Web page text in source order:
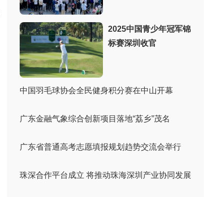
2025中国青少年冠军锦
标赛深圳收官
中国羽毛球协会全民健身积分赛在中山开幕
广东金融气象综合创新项目落地“荔乡”茂名
广东省普通高考志愿填报规划趋势交流会举行
珠深合作平台成立 将推动珠海深圳产业协同发展